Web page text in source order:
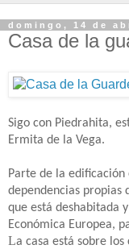
domingo, 14 de
Casa de la
Sigo con Piedrahita,
Ermita de la Vega.
Parte de la
dependencias propias
que está deshabitada
Económica Europea,
La casa está sobre